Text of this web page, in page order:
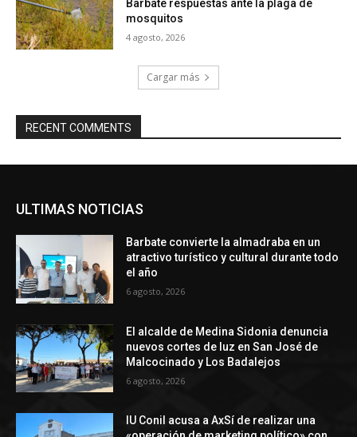
Barbate respuestas ante la plaga de
mosquitos
4 agosto, 2026
Cargar más
RECENT COMMENTS
ULTIMAS NOTICIAS
Barbate convierte la almadraba en un
atractivo turístico y cultural durante todo
el año
6 agosto, 2026
El alcalde de Medina Sidonia denuncia
nuevos cortes de luz en San José de
Malcocinado y Los Badalejos
6 agosto, 2026
IU Conil acusa a AxSí de realizar una